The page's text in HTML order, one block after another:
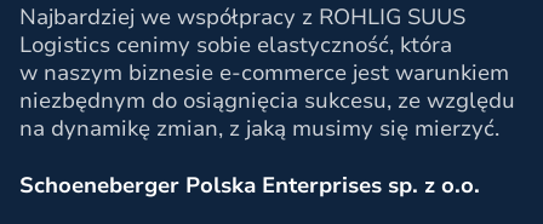
Najbardziej we współpracy z ROHLIG SUUS
Logistics cenimy sobie elastyczność, która
w naszym biznesie e-commerce jest warunkiem
niezbędnym do osiągnięcia sukcesu, ze względu
na dynamikę zmian, z jaką musimy się mierzyć.
Schoeneberger Polska Enterprises sp. z o.o.